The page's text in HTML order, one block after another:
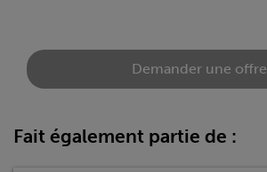
Demander une offre
Fait également partie de :